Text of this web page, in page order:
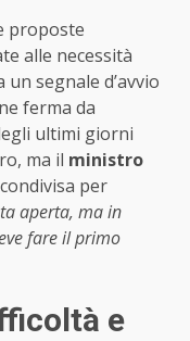
proposte
alle necessità
segnale d’avvio
ferma da
ultimi giorni
ma il ministro
per
aperta, ma in
fare il primo
e